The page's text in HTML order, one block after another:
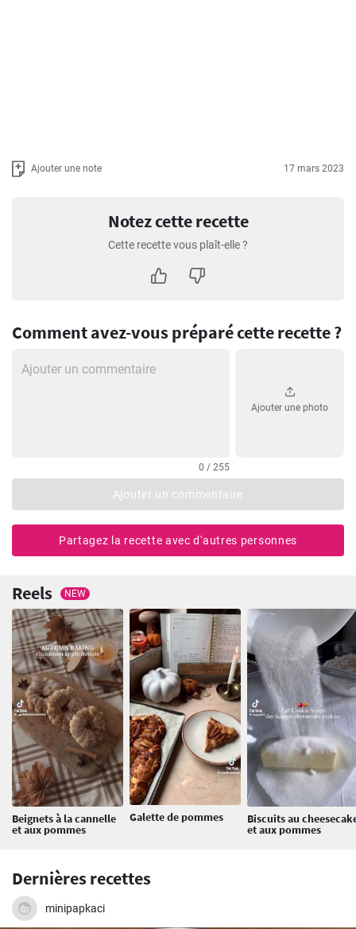
Ajouter une note 17 mars 2023
Notez cette recette
Cette recette vous plaît-elle ?
Comment avez-vous préparé cette recette ?
0 / 255
Ajouter une photo
Ajouter un commentaire
Partagez la recette avec d'autres personnes
Reels NEW
Beignets à la cannelle
et aux pommes
Galette de pommes Biscuits au
et aux pommes
Dernières recettes
minipapkaci